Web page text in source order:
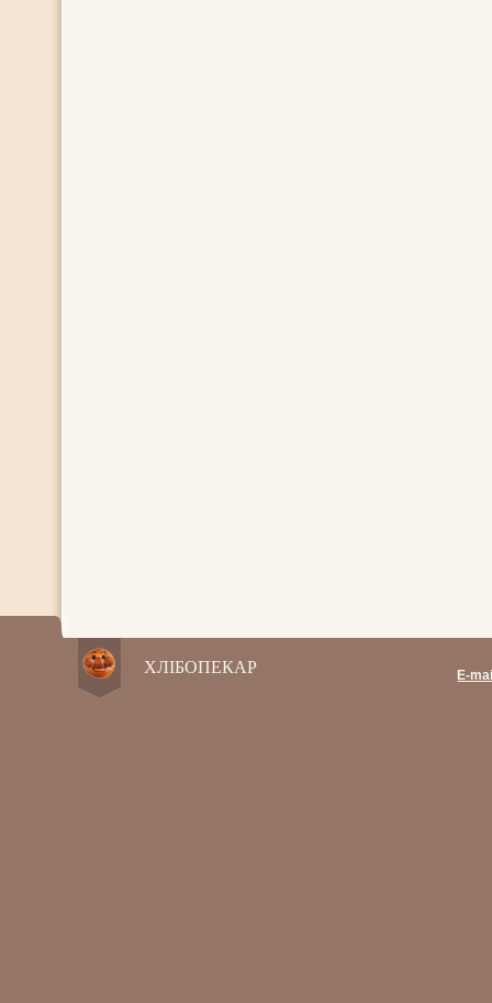
ХЛІБОПЕКАР E-